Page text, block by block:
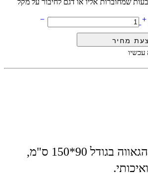
עכשיו
דגל ענק בצבעי הגאווה בגודל 90*150 ס"מ,